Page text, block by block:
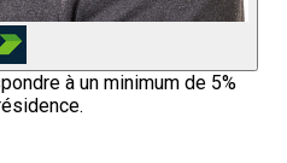
à un minimum de 5%